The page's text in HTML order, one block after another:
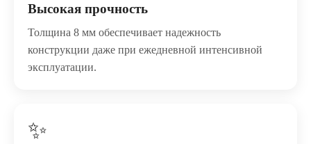
Высокая прочность
Толщина 8 мм обеспечивает надежность
конструкции даже при ежедневной интенсивной
эксплуатации.
✨